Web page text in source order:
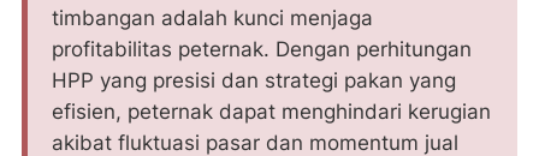
timbangan adalah kunci menjaga
profitabilitas peternak. Dengan perhitungan
HPP yang presisi dan strategi pakan yang
efisien, peternak dapat menghindari kerugian
akibat fluktuasi pasar dan momentum jual